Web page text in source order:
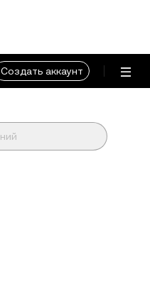
Создать аккаунт